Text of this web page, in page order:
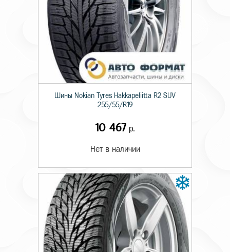
Шины Nokian Tyres Hakkapeliitta R2 SUV
255/55/R19
10 467 р.
Нет в наличии